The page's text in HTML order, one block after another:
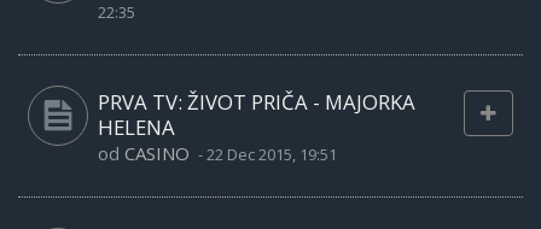
22:35
PRVA TV: ŽIVOT PRIČA - MAJORKA
HELENA
od CASINO -22 Dec 2015, 19:51